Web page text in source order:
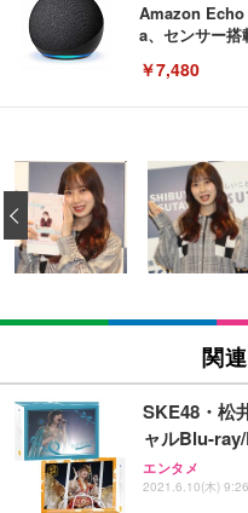
Amazon Echo
a、センサー
￥7,480
[EdoErgo] オ
い 跳ね上げ
キング pc 事
ン樹脂ベース
(黒網+黒枠+黒
￥5,699
SIHOO B100
ュチェア 人間
￥27,999
Sezlife オフ
ワーク チェア
能 人間工学
EIZO ビジネ
EV3240X-
イト
￥105,595
EIZO ビジネ
￥109,572
【純正品】27"
フック付き（
Amazonベー
回使い捨て
￥3,373
Amazonベー
x2袋(84枚) ホ
￥3,234
ネオ・ルーラ
り 単品
‹
関
SKE48・松
ャルBlu-
エンタメ
2021.6.10(木) 9:26